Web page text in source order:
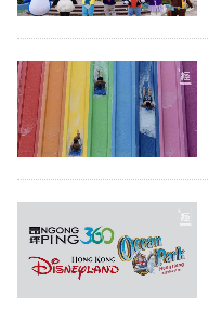
科
技
職
場
生
時
事